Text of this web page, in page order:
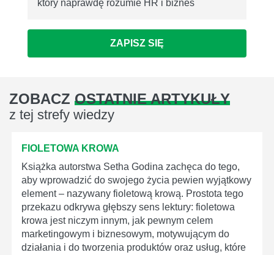
który naprawdę rozumie HR i biznes
ZAPISZ SIĘ
ZOBACZ OSTATNIE ARTYKUŁY
z tej strefy wiedzy
FIOLETOWA KROWA
Książka autorstwa Setha Godina zachęca do tego,
aby wprowadzić do swojego życia pewien wyjątkowy
element – nazywany fioletową krową. Prostota tego
przekazu odkrywa głębszy sens lektury: fioletowa
krowa jest niczym innym, jak pewnym celem
marketingowym i biznesowym, motywującym do
działania i do tworzenia produktów oraz usług, które